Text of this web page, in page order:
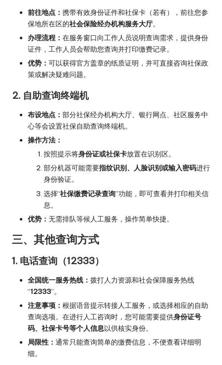
前往地点： 携带有效身份证件和社保卡（若有），前往您参
保地所在区的社会保险经办机构服务大厅。
办理流程： 在服务窗口向工作人员说明查询需求，提供身份
证件，工作人员会帮助您查询并打印缴费记录。
优势： 可以获得官方盖章的纸质证明，并可直接咨询社保政
策或解决疑难问题。
2. 自助查询终端机
布设地点： 部分社保经办机构大厅、银行网点、社区服务中
心等会设置社保自助查询终端机。
操作方法：
按照提示将身份证或社保卡放置在识别区。
部分机器可能需要指纹识别、人脸识别或输入密码进行
身份验证。
选择“社保缴费记录查询”功能，即可查看并打印相关信
息。
优势： 无需排队等候人工服务，操作简单快捷。
三、其他查询方式
1. 电话查询（12333）
全国统一服务热线： 拨打人力资源和社会保障服务热线
“12333”。
注意事项： 根据语音提示转接人工服务，或选择相应的自助
查询选项。在进行人工咨询时，您可能需要提供身份证号
码、社保卡号等个人信息以供核实身份。
局限性： 通常只能查询简单的缴费信息，不便查看详细明
细。